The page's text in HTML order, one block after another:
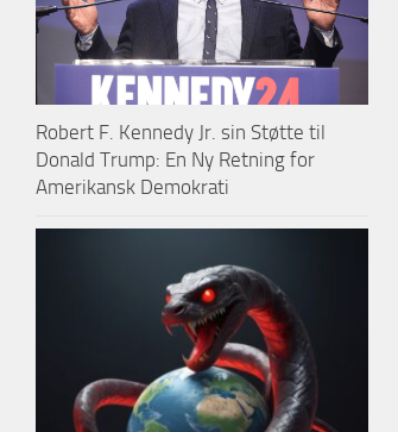
Robert F. Kennedy Jr. sin Støtte til
Donald Trump: En Ny Retning for
Amerikansk Demokrati